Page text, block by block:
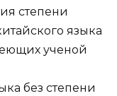
степени
языка
ученой
без степени